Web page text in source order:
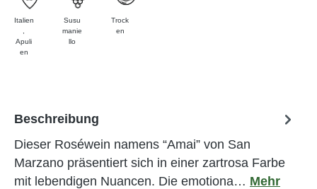
Italien
Apuli
en
Susu
manie
llo
Trock
en
Beschreibung
Dieser Roséwein namens “Amai” von San
Marzano präsentiert sich in einer zartrosa Farbe
mit lebendigen Nuancen. Die emotiona… Mehr